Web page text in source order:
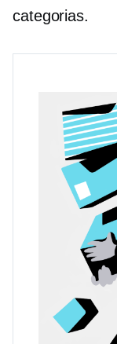
categorias.